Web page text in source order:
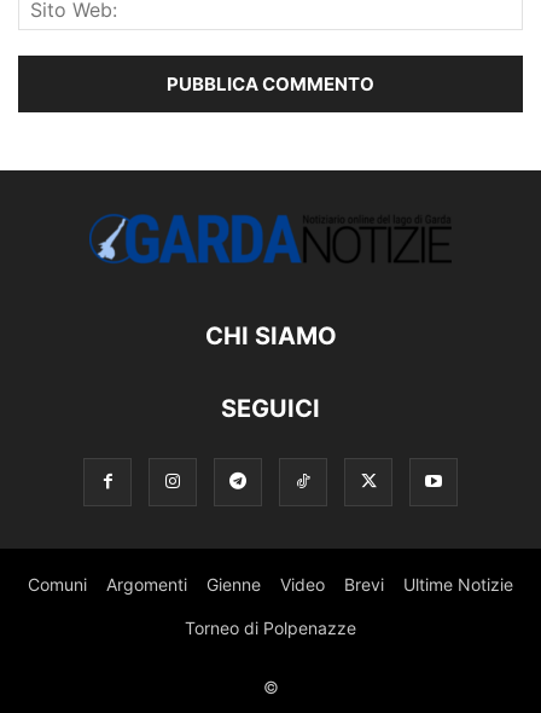
CHI SIAMO
SEGUICI
Comuni Argomenti Gienne Video Brevi Ultime Notizie
Torneo di Polpenazze
©